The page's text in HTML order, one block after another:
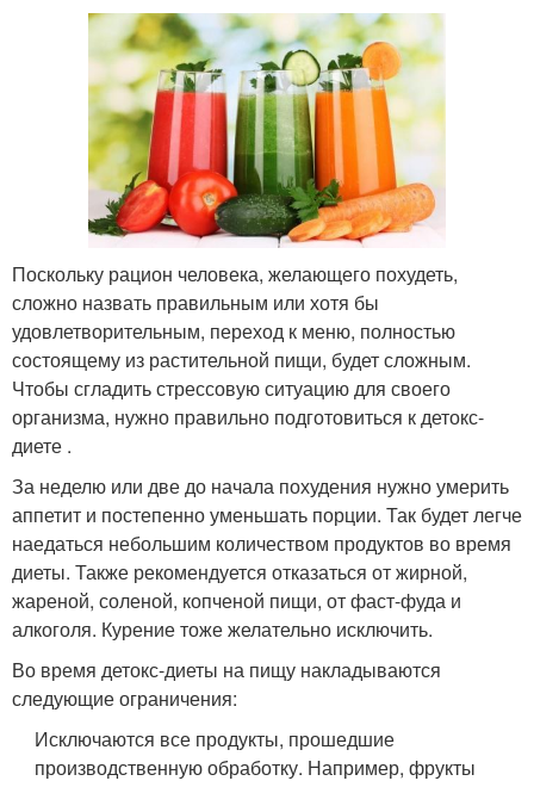
Поскольку рацион человека, желающего похудеть,
сложно назвать правильным или хотя бы
удовлетворительным, переход к меню, полностью
состоящему из растительной пищи, будет сложным.
Чтобы сгладить стрессовую ситуацию для своего
организма, нужно правильно подготовиться к детокс-
диете .
За неделю или две до начала похудения нужно умерить
аппетит и постепенно уменьшать порции. Так будет легче
наедаться небольшим количеством продуктов во время
диеты. Также рекомендуется отказаться от жирной,
жареной, соленой, копченой пищи, от фаст-фуда и
алкоголя. Курение тоже желательно исключить.
Во время детокс-диеты на пищу накладываются
следующие ограничения:
Исключаются все продукты, прошедшие
производственную обработку. Например, фрукты